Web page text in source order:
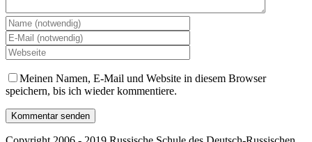
Meinen Namen, E-Mail und Website in diesem Browser
speichern, bis ich wieder kommentiere.